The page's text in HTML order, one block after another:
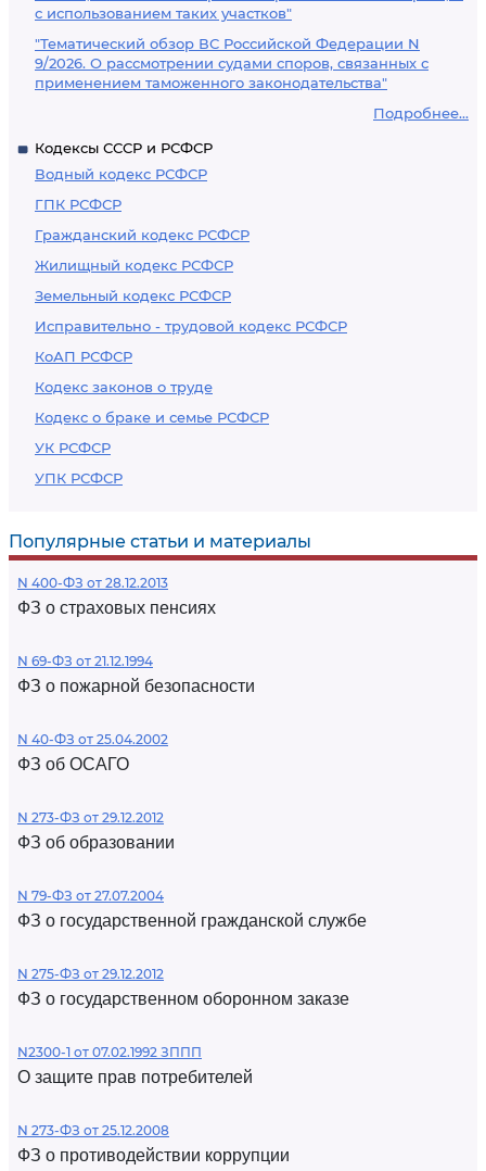
с использованием таких участков"
"Тематический обзор ВС Российской Федерации N
9/2026. О рассмотрении судами споров, связанных с
применением таможенного законодательства"
Подробнее...
Кодексы СССР и РСФСР
Водный кодекс РСФСР
ГПК РСФСР
Гражданский кодекс РСФСР
Жилищный кодекс РСФСР
Земельный кодекс РСФСР
Исправительно - трудовой кодекс РСФСР
КоАП РСФСР
Кодекс законов о труде
Кодекс о браке и семье РСФСР
УК РСФСР
УПК РСФСР
Популярные статьи и материалы
N 400-ФЗ от 28.12.2013
ФЗ о страховых пенсиях
N 69-ФЗ от 21.12.1994
ФЗ о пожарной безопасности
N 40-ФЗ от 25.04.2002
ФЗ об ОСАГО
N 273-ФЗ от 29.12.2012
ФЗ об образовании
N 79-ФЗ от 27.07.2004
ФЗ о государственной гражданской службе
N 275-ФЗ от 29.12.2012
ФЗ о государственном оборонном заказе
N2300-1 от 07.02.1992 ЗППП
О защите прав потребителей
N 273-ФЗ от 25.12.2008
ФЗ о противодействии коррупции